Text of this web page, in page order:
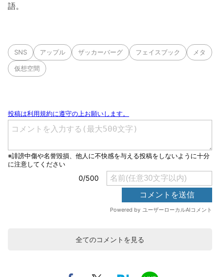
語。
SNS アップル ザッカーバーグ フェイスブック メタ
仮想空間
全てのコメントを見る